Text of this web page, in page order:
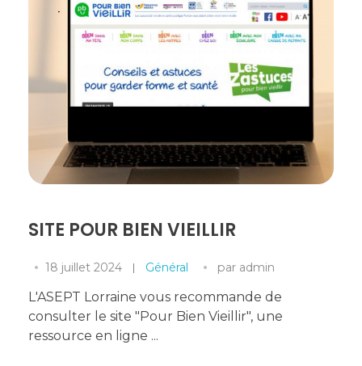
SITE POUR BIEN VIEILLIR
18 juillet 2024 Général par admin
L'ASEPT Lorraine vous recommande de
consulter le site "Pour Bien Vieillir", une
ressource en ligne ...